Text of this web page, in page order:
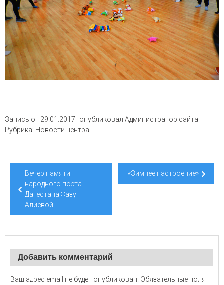
Запись от 29.01.2017 опубликовал Администратор сайта
Рубрика: Новости центра
Навигация
записям
Вечер памяти
народного поэта
Дагестана Фазу
Алиевой.
«Зимнее настроение»
Добавить комментарий
Ваш адрес email не будет опубликован. Обязательные поля